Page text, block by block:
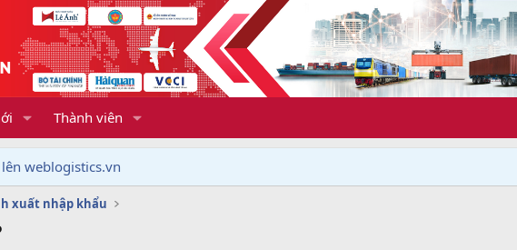
Thành viên
weblogistics.vn
xuất nhập khẩu